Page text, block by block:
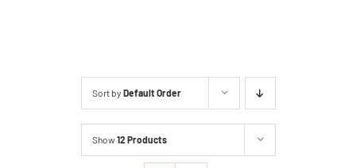
Sort by Default Order
Show12 Products